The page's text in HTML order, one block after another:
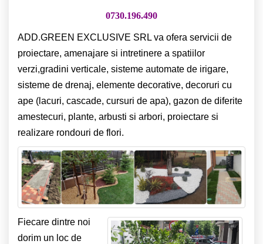
0730.196.490
ADD.GREEN EXCLUSIVE SRL va ofera servicii de
proiectare, amenajare si intretinere a spatiilor
verzi,gradini verticale, sisteme automate de irigare,
sisteme de drenaj, elemente decorative, decoruri cu
ape (lacuri, cascade, cursuri de apa), gazon de diferite
amestecuri, plante, arbusti si arbori, proiectare si
realizare rondouri de flori.
Fiecare dintre noi
dorim un loc de